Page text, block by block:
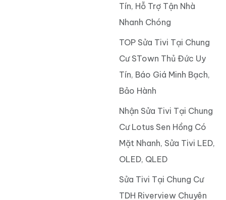
Tín, Hỗ Trợ Tận Nhà
Nhanh Chóng
TOP Sửa Tivi Tại Chung
Cư STown Thủ Đức Uy
Tín, Báo Giá Minh Bạch,
Bảo Hành
Nhận Sửa Tivi Tại Chung
Cư Lotus Sen Hồng Có
Mặt Nhanh, Sửa Tivi LED,
OLED, QLED
Sửa Tivi Tại Chung Cư
TDH Riverview Chuyên